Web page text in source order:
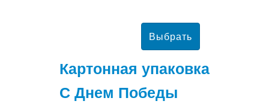
Картонная упаковка
С Днем Победы